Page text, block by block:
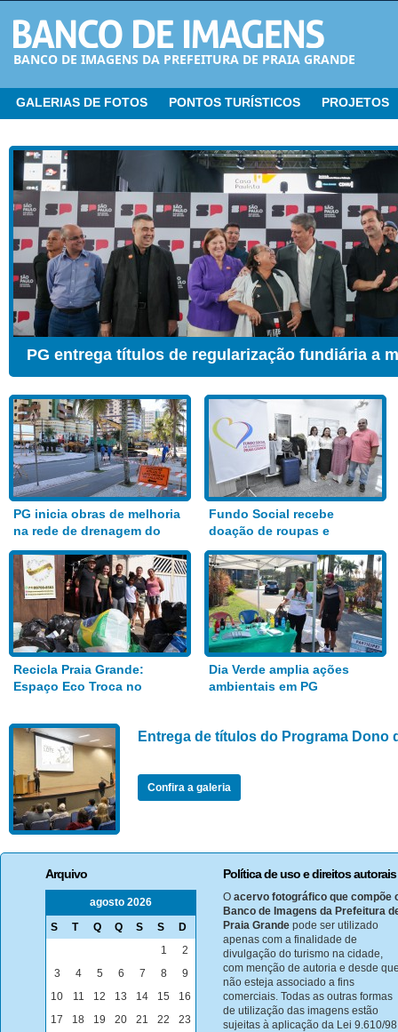
BANCO DE IMAGENS DA PREFEITURA DE PRAIA GRANDE
GALERIAS DE FOTOS PONTOS TURÍSTICOS PROJETOS
CER ganha Sala de Estimulação Sensorial
PG inicia obras de melhoria
na rede de drenagem do
Bairro Aviação
Fundo Social recebe
doação de roupas e
alimentos
Recicla Praia Grande:
Espaço Eco Troca no
Dia Verde amplia ações
ambientais em PG
Entrega de títulos do Programa Dono
Confira a galeria
Arquivo
agosto 2026
S
T Q Q S S D
1
2
3
4 5 6 7 8
9
10
11 12 13 14 15
16
17
18 19 20 21 22
23
Política de uso e direitos autorais
O acervo fotográfico que compõe
Banco de Imagens da Prefeitura
Praia Grande pode ser utilizado
apenas com a finalidade de
divulgação do turismo na cidade,
com menção de autoria e desde
não esteja associado a fins
comerciais. Todas as outras formas
de utilização das imagens estão
sujeitas à aplicação da Lei 9.610/98